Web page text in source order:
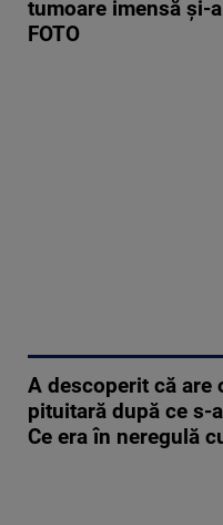
tumoare imensă și-a
FOTO
A descoperit că are
pituitară după ce s-
Ce era în neregulă